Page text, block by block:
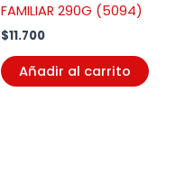
FAMILIAR 290G (5094)
$11.700
Añadir al carrito